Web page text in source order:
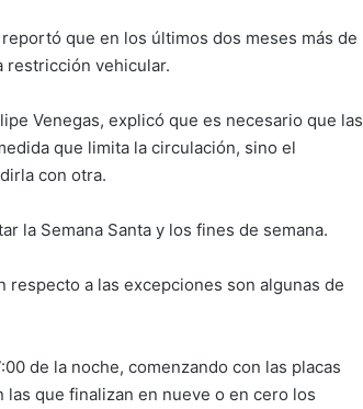
que en los últimos dos meses más de
restricción vehicular.
Venegas, explicó que es necesario que las
que limita la circulación, sino el
con otra.
la Semana Santa y los fines de semana.
a las excepciones son algunas de
de la noche, comenzando con las placas
que finalizan en nueve o en cero los